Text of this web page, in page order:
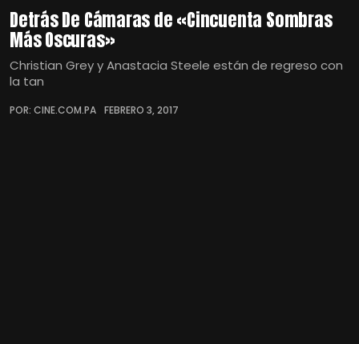
Detrás De Cámaras de «Cincuenta Sombras
Más Oscuras»
Christian Grey y Anastacia Steele están de regreso con
la tan
POR: CINE.COM.PA FEBRERO 3, 2017